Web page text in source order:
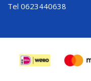
Tel 0623440638